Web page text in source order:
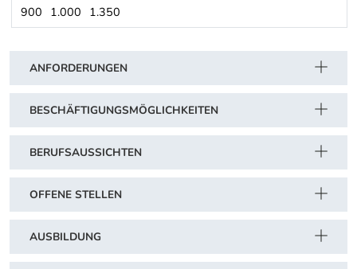
WIEN - Gartenbaubetriebe (Arbeiter)
900 1.000 1.350
ANFORDERUNGEN
BESCHÄFTIGUNGSMÖGLICHKEITEN
BERUFSAUSSICHTEN
OFFENE STELLEN
AUSBILDUNG